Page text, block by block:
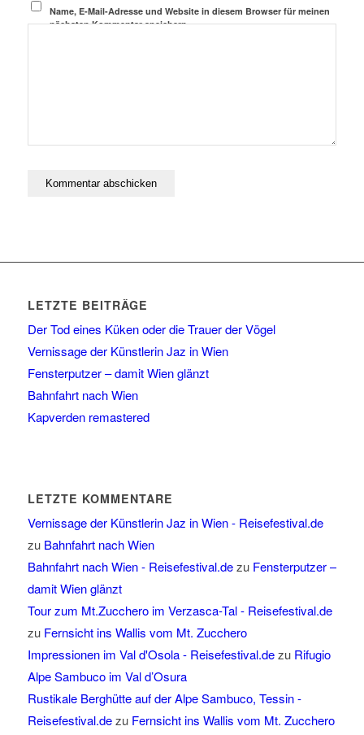
Name, E-Mail-Adresse und Website in diesem Browser für meinen
nächsten Kommentar speichern.
LETZTE BEITRÄGE
Der Tod eines Küken oder die Trauer der Vögel
Vernissage der Künstlerin Jaz in Wien
Fensterputzer – damit Wien glänzt
Bahnfahrt nach Wien
Kapverden remastered
LETZTE KOMMENTARE
Vernissage der Künstlerin Jaz in Wien - Reisefestival.de
zu Bahnfahrt nach Wien
Bahnfahrt nach Wien - Reisefestival.dezu Fensterputzer –
damit Wien glänzt
Tour zum Mt.Zucchero im Verzasca-Tal - Reisefestival.de
zu Fernsicht ins Wallis vom Mt. Zucchero
Impressionen im Val d'Osola - Reisefestival.dezu Rifugio
Alpe Sambuco im Val d’Osura
Rustikale Berghütte auf der Alpe Sambuco, Tessin -
Reisefestival.dezu Fernsicht ins Wallis vom Mt. Zucchero